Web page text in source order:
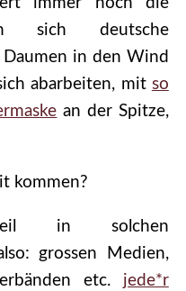
sich deutsche
Daumen in den Wind
abarbeiten, mit so
an der Spitze,
kommen?
in solchen
grossen Medien,
etc. jede*r